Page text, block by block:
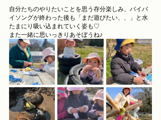
自分たちのやりたいことを思う存分楽しみ、バイバ
イソングが終わった後も「まだ遊びたい、、」と水
たまにり吸い込まれていく姿も♡
また一緒に思いっきりあそぼうね♪